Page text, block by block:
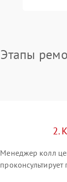
Этапы
2.
Менеджер колл
сигвея а также